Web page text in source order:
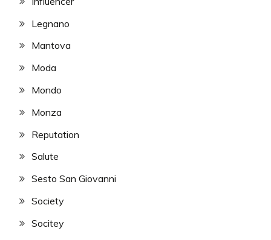
Legnano
Mantova
Moda
Mondo
Monza
Reputation
Salute
Sesto San Giovanni
Society
Socitey